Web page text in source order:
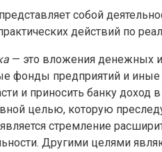
представляет собой
действий по
— это вложения денежных
фонды предприятий и
и приносить банку
целью, которую
стремление
Другими целями